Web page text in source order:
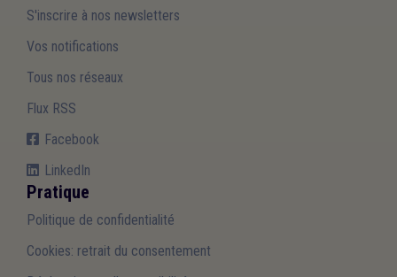
S'inscrire à nos newsletters
Vos notifications
Tous nos réseaux
Flux RSS
Facebook
LinkedIn
Pratique
Politique de confidentialité
Cookies: retrait du consentement